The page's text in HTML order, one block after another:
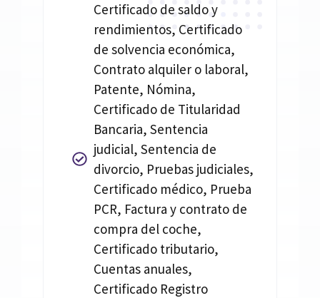
Certificado de saldo y
rendimientos, Certificado
de solvencia económica,
Contrato alquiler o laboral,
Patente, Nómina,
Certificado de Titularidad
Bancaria, Sentencia
judicial, Sentencia de
divorcio, Pruebas judiciales,
Certificado médico, Prueba
PCR, Factura y contrato de
compra del coche,
Certificado tributario,
Cuentas anuales,
Certificado Registro